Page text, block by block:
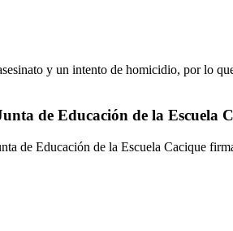
y un intento de homicidio, por lo
de Educación de la Escuela
de Educación de la Escuela Cacique